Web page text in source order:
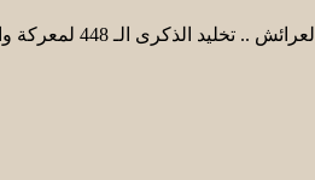
العرائش .. تخليد الذكرى الـ 448 لمعركة وادي المخازن